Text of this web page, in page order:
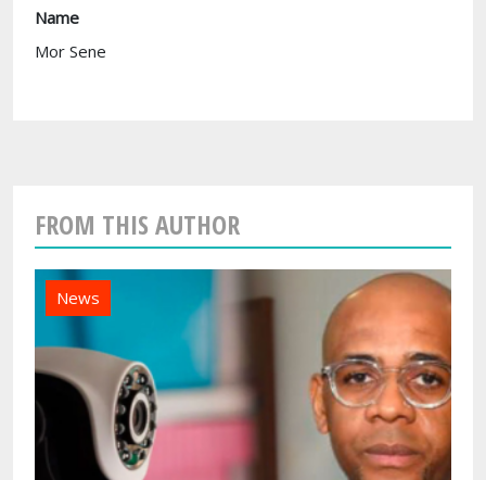
Name
Mor Sene
FROM THIS AUTHOR
News